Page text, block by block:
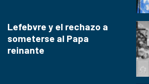
Lefebvre y el rechazo a
someterse al Papa
reinante